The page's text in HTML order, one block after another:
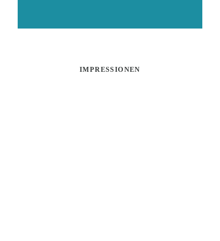
IMPRESSIONEN